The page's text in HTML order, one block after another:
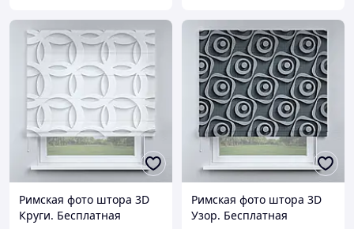
Римская фото штора 3D
Круги. Бесплатная
Римская фото штора 3D
Узор. Бесплатная